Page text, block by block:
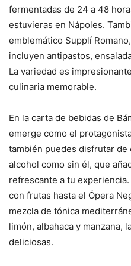
fermentadas de 24 a 48
estuvieras en Nápoles.
emblemático Supplí
incluyen antipastos,
La variedad es
culinaria memorable.
En la carta de bebidas de
emerge como el
también puedes disfrutar de
alcohol como sin él, que
refrescante a tu
con frutas hasta el Ópera
mezcla de tónica
limón, albahaca y manzana,
deliciosas.